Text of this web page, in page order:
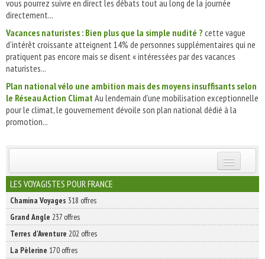
vous pourrez suivre en direct les débats tout au long de la journée
directement...
Vacances naturistes : Bien plus que la simple nudité ? cette vague
d’intérêt croissante atteignent 14% de personnes supplémentaires qui ne
pratiquent pas encore mais se disent « intéressées par des vacances
naturistes...
Plan national vélo une ambition mais des moyens insuffisants selon
le Réseau Action Climat Au lendemain d’une mobilisation exceptionnelle
pour le climat, le gouvernement dévoile son plan national dédié à la
promotion...
INSCRIVEZ-VOUS | ABONNEZ-VOUS
LES VOYAGISTES POUR FRANCE
Chamina Voyages 318 offres
Grand Angle 237 offres
Terres d'Aventure 202 offres
La Pèlerine 170 offres